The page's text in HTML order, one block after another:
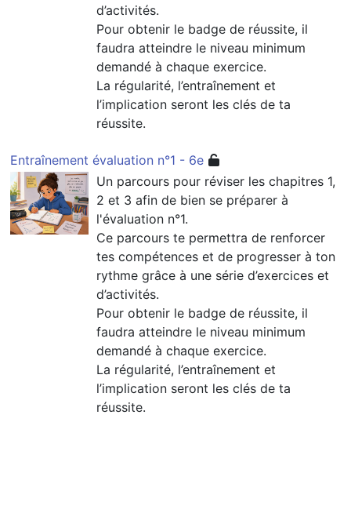
d’activités.
Pour obtenir le badge de réussite, il
faudra atteindre le niveau minimum
demandé à chaque exercice.
La régularité, l’entraînement et
l’implication seront les clés de ta
réussite.
Entraînement évaluation n°1 - 6e
Un parcours pour réviser les chapitres 1,
2 et 3 afin de bien se préparer à
l'évaluation n°1.
Ce parcours te permettra de renforcer
tes compétences et de progresser à ton
rythme grâce à une série d’exercices et
d’activités.
Pour obtenir le badge de réussite, il
faudra atteindre le niveau minimum
demandé à chaque exercice.
La régularité, l’entraînement et
l’implication seront les clés de ta
réussite.